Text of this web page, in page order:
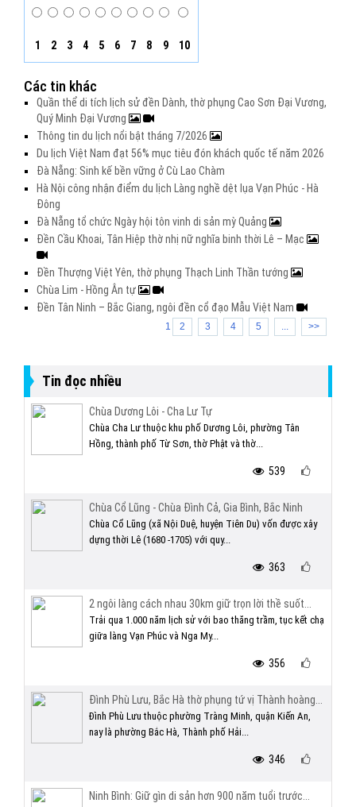
1 2 3 4 5 6 7 8 9 10
Các tin khác
Quần thể di tích lịch sử đền Dành, thờ phụng Cao Sơn Đại Vương,
Quý Minh Đại Vương
Thông tin du lịch nổi bật tháng 7/2026
Du lịch Việt Nam đạt 56% mục tiêu đón khách quốc tế năm 2026
Đà Nẵng: Sinh kế bền vững ở Cù Lao Chàm
Hà Nội công nhận điểm du lịch Làng nghề dệt lụa Vạn Phúc - Hà
Đông
Đà Nẵng tổ chức Ngày hội tôn vinh di sản mỳ Quảng
Đền Cầu Khoai, Tân Hiệp thờ nhị nữ nghĩa binh thời Lê – Mạc
Đền Thượng Việt Yên, thờ phụng Thạch Linh Thần tướng
Chùa Lim - Hồng Ân tự
Đền Tân Ninh – Bắc Giang, ngôi đền cổ đạo Mẫu Việt Nam
1 2 3 4 5 ... >>
Tin đọc nhiều
Chùa Dương Lôi - Cha Lư Tự
Chùa Cha Lư thuộc khu phố Dương Lôi, phường Tân
Hồng, thành phố Từ Sơn, thờ Phật và thờ...
539
Chùa Cổ Lũng - Chùa Đình Cả, Gia Bình, Bắc Ninh
Chùa Cổ Lũng (xã Nội Duệ, huyện Tiên Du) vốn được xây
dựng thời Lê (1680 -1705) với quy...
363
2 ngôi làng cách nhau 30km giữ trọn lời thề suốt...
Trải qua 1.000 năm lịch sử với bao thăng trầm, tục kết chạ
giữa làng Vạn Phúc và Nga My...
356
Đình Phù Lưu, Bắc Hà thờ phụng tứ vị Thành hoàng...
Đình Phù Lưu thuộc phường Tràng Minh, quận Kiến An,
nay là phường Bắc Hà, Thành phố Hải...
346
Ninh Bình: Giữ gìn di sản hơn 900 năm tuổi trước...